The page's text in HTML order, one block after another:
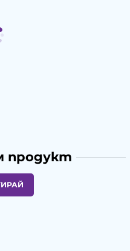
продукт